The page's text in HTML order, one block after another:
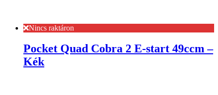
Nincs raktáron
Pocket Quad Cobra 2 E-start 49ccm –
Kék